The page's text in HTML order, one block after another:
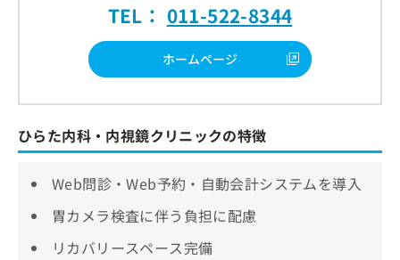
TEL： 011-522-8344
ホームページ
ひらた内科・内視鏡クリニックの特徴
Web問診・Web予約・自動会計システムを導入
胃カメラ検査に伴う負担に配慮
リカバリースペース完備